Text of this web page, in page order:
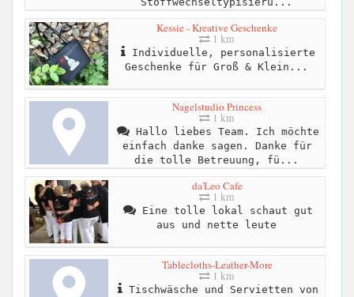
Kessie - Kreative Geschenke
1 km
Individuelle, personalisierte
Geschenke für Groß & Klein...
Nagelstudio Princess
1 km
Hallo liebes Team. Ich möchte
einfach danke sagen. Danke für
die tolle Betreuung, fü...
da'Leo Cafe
1 km
Eine tolle lokal schaut gut
aus und nette leute
Tablecloths-Leather-More
1 km
Tischwäsche und Servietten von